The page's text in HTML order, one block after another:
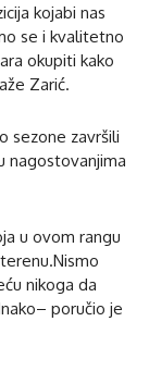
kojabi nas
se i kvalitetno
okupiti kako
Zarić.
sezone završili
nagostovanjima
u ovom rangu
nikoga da
poručio je